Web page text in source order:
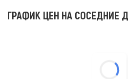
ГРАФИК ЦЕН НА СОСЕДНИЕ